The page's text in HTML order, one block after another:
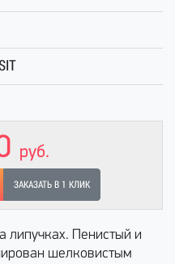
руб.
ЗАКАЗАТЬ В 1 КЛИК
липучках. Пенистый и
шелковистым